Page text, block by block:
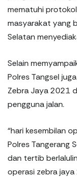
mematuhi
masyarakat yang
Selatan
Selain
Polres Tangsel
Zebra Jaya 2021
pengguna jalan.
“hari kesembilan
Polres Tangerang
dan tertib
operasi zebra